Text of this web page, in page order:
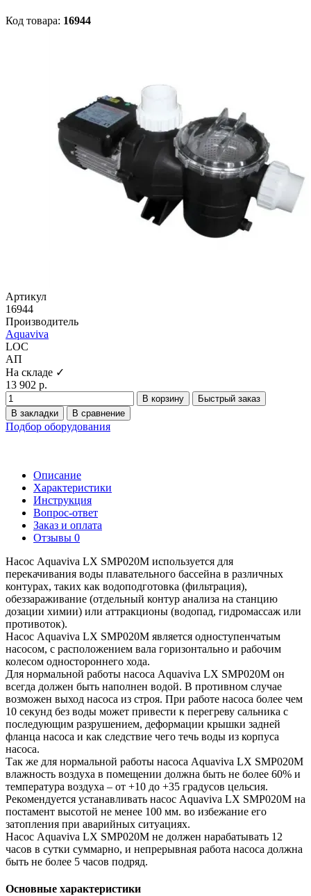
Код товара: 16944
Артикул
16944
Производитель
Aquaviva
LOC
АП
На складе ✓
13 902 р.
В корзину
Быстрый заказ
В закладки
В сравнение
Подбор оборудования
Описание
Характеристики
Инструкция
Вопрос-ответ
Заказ и оплата
Отзывы 0
Насос Aquaviva LX SMP020M используется для
перекачивания воды плавательного бассейна в различных
контурах, таких как водоподготовка (фильтрация),
обеззараживание (отдельный контур анализа на станцию
дозации химии) или аттракционы (водопад, гидромассаж или
противоток).
Насос Aquaviva LX SMP020M является одноступенчатым
насосом, с расположением вала горизонтально и рабочим
колесом одностороннего хода.
Для нормальной работы насоса Aquaviva LX SMP020M он
всегда должен быть наполнен водой. В противном случае
возможен выход насоса из строя. При работе насоса более чем
10 секунд без воды может привести к перегреву сальника с
последующим разрушением, деформации крышки задней
фланца насоса и как следствие чего течь воды из корпуса
насоса.
Так же для нормальной работы насоса Aquaviva LX SMP020M
влажность воздуха в помещении должна быть не более 60% и
температура воздуха – от +10 до +35 градусов цельсия.
Рекомендуется устанавливать насос Aquaviva LX SMP020M на
постамент высотой не менее 100 мм. во избежание его
затопления при аварийных ситуациях.
Насос Aquaviva LX SMP020M не должен нарабатывать 12
часов в сутки суммарно, и непрерывная работа насоса должна
быть не более 5 часов подряд.
Основные характеристики